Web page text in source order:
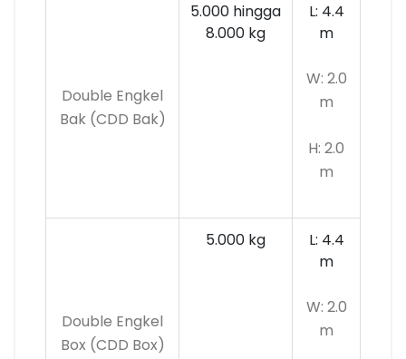
Double Engkel
Bak (CDD Bak)
5.000 hingga
8.000 kg
L: 4.4
m
W: 2.0
m
H: 2.0
m
Double Engkel
Box (CDD Box)
5.000 kg
L: 4.4
m
W: 2.0
m